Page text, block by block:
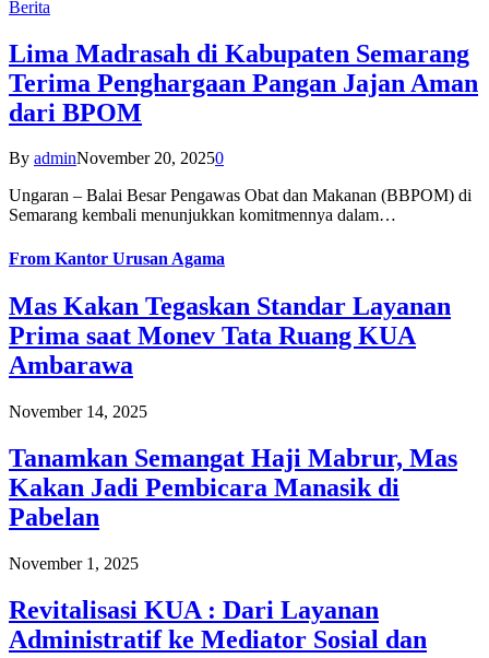
Berita
Lima Madrasah di Kabupaten Semarang
Terima Penghargaan Pangan Jajan Aman
dari BPOM
By adminNovember 20, 20250
Ungaran – Balai Besar Pengawas Obat dan Makanan (BBPOM) di
Semarang kembali menunjukkan komitmennya dalam…
From Kantor Urusan Agama
Mas Kakan Tegaskan Standar Layanan
Prima saat Monev Tata Ruang KUA
Ambarawa
November 14, 2025
Tanamkan Semangat Haji Mabrur, Mas
Kakan Jadi Pembicara Manasik di
Pabelan
November 1, 2025
Revitalisasi KUA : Dari Layanan
Administratif ke Mediator Sosial dan